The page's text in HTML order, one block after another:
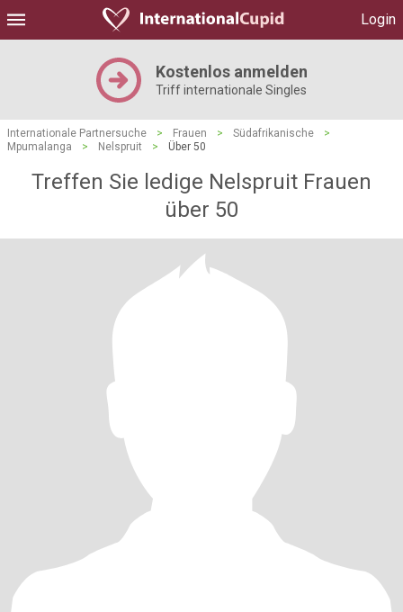
Login
Kostenlos anmelden
Triff internationale Singles
Internationale Partnersuche > Frauen > Südafrikanische
>
Mpumalanga
> Nelspruit > Über 50
Treffen Sie ledige Nelspruit Frauen
über 50